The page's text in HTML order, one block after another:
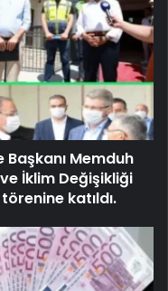
Memduh
İklim Değişikliği
katıldı.